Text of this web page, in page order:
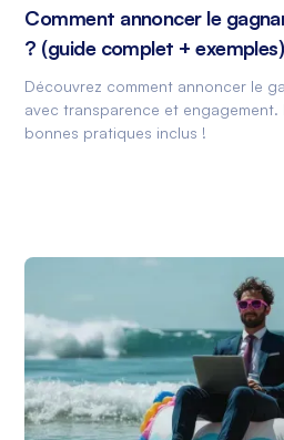
Comment annoncer le
? (guide complet + exemples)
Découvrez comment annoncer le
avec transparence et engagement.
bonnes pratiques inclus !